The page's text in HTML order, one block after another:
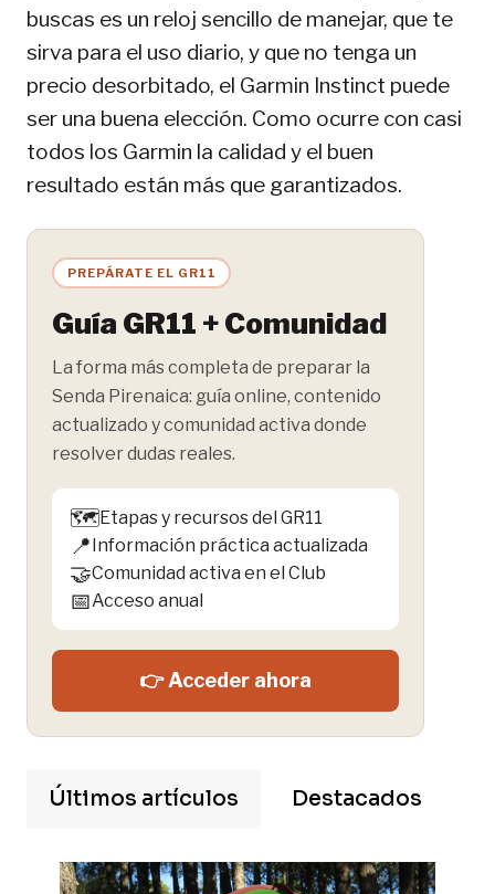
buscas es un reloj sencillo de manejar, que te
sirva para el uso diario, y que no tenga un
precio desorbitado, el Garmin Instinct puede
ser una buena elección. Como ocurre con casi
todos los Garmin la calidad y el buen
resultado están más que garantizados.
PREPÁRATE EL GR11
Guía GR11 + Comunidad
La forma más completa de preparar la
Senda Pirenaica: guía online, contenido
actualizado y comunidad activa donde
resolver dudas reales.
🗺️Etapas y recursos del GR11
📍Información práctica actualizada
🤝Comunidad activa en el Club
📅Acceso anual
👉 Acceder ahora
Últimos artículos Destacados